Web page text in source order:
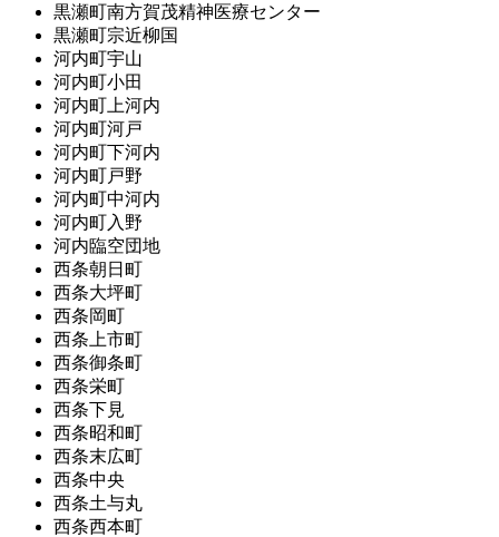
黒瀬町南方賀茂精神医療センター
黒瀬町宗近柳国
河内町宇山
河内町小田
河内町上河内
河内町河戸
河内町下河内
河内町戸野
河内町中河内
河内町入野
河内臨空団地
西条朝日町
西条大坪町
西条岡町
西条上市町
西条御条町
西条栄町
西条下見
西条昭和町
西条末広町
西条中央
西条土与丸
西条西本町